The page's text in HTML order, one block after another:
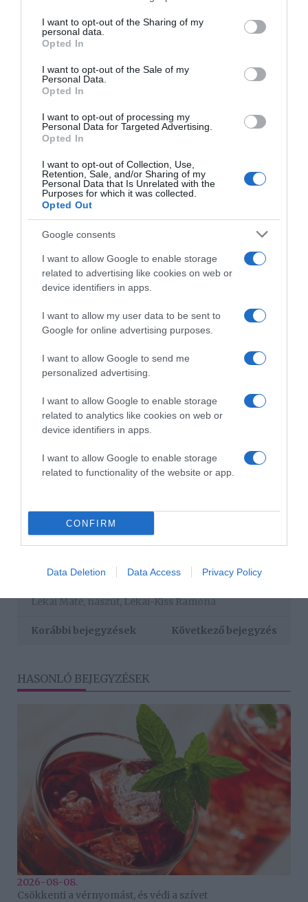
not limited to your visit or usage behaviour. You may click to
grant or deny consent to Google and its third-party tags to
use your data for below specified purposes in below Google
consent section.
I want to opt-out of the Sharing of my
personal data.
Opted In
I want to opt-out of the Sale of my
Personal Data.
Opted In
I want to opt-out of processing my
Personal Data for Targeted Advertising.
Opted In
I want to opt-out of Collection, Use,
Retention, Sale, and/or Sharing of my
Personal Data that Is Unrelated with the
Purposes for which it was collected.
Opted Out
Google consents
I want to allow Google to enable storage
related to advertising like cookies on web or
device identifiers in apps.
I want to allow my user data to be sent to
Google for online advertising purposes.
I want to allow Google to send me
personalized advertising.
I want to allow Google to enable storage
related to analytics like cookies on web or
device identifiers in apps.
I want to allow Google to enable storage
related to functionality of the website or app.
CONFIRM
Data Deletion Data Access Privacy Policy
Szerelmesek vagyunk, de ahhoz, hogy azok is
maradjunk, kellenek ilyen élmények.Az utazások minden
párkapcsolatra jó hatással vannak, és hozzájárulnak
ahhoz, hogy elkerüljünk egy válást” – mondta el a
műsorvezető.
Forrás: Blikk
Megosztás: Facebook Twitter Pinterest
Lékai Máté,nászút,Lékai-Kiss Ramóna
Korábbi bejegyzések Következő bejegyzés
HASONLÓ BEJEGYZÉSEK
2026-08-08.
Csökkenti a vérnyomást, és védi a szívet